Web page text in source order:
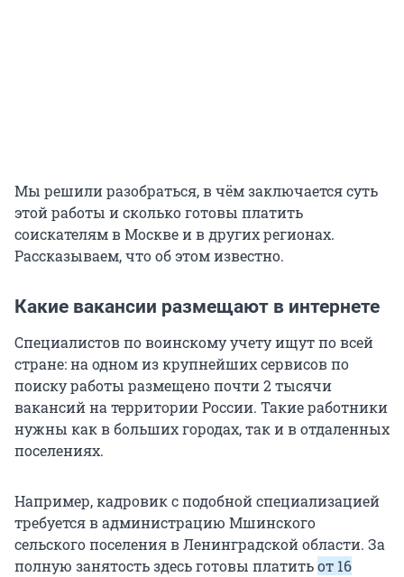
Мы решили разобраться, в чём заключается суть
этой работы и сколько готовы платить
соискателям в Москве и в других регионах.
Рассказываем, что об этом известно.
Какие вакансии размещают в интернете
Специалистов по воинскому учету ищут по всей
стране: на одном из крупнейших сервисов по
поиску работы размещено почти 2 тысячи
вакансий на территории России. Такие работники
нужны как в больших городах, так и в отдаленных
поселениях.
Например, кадровик с подобной специализацией
требуется в администрацию Мшинского
сельского поселения в Ленинградской области. За
полную занятость здесь готовы платитьот 16